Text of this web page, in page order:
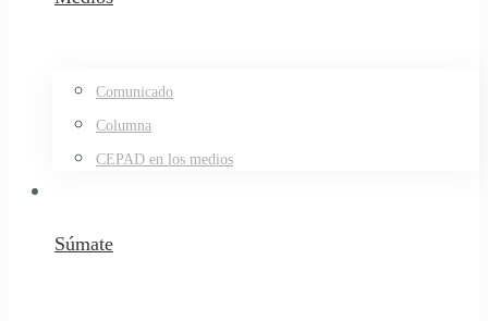
Comunicado
Columna
CEPAD en los medios
Súmate